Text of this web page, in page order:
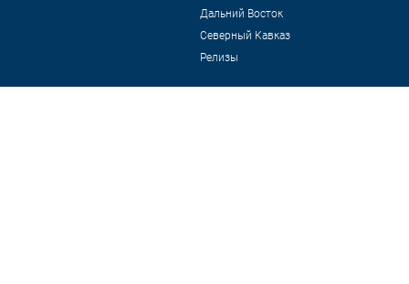
Дальний Восток
Северный Кавказ
Релизы